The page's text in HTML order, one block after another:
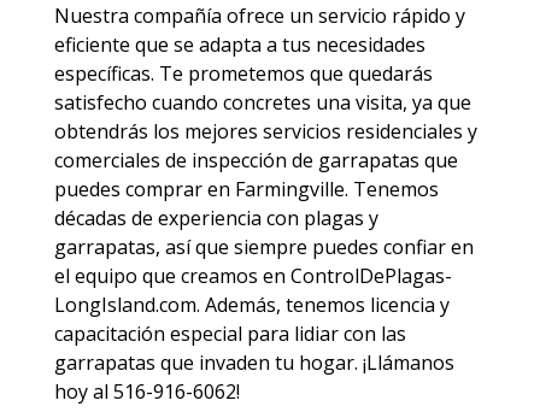
Nuestra compañía ofrece un servicio rápido y
eficiente que se adapta a tus necesidades
específicas. Te prometemos que quedarás
satisfecho cuando concretes una visita, ya que
obtendrás los mejores servicios residenciales y
comerciales de inspección de garrapatas que
puedes comprar en Farmingville. Tenemos
décadas de experiencia con plagas y
garrapatas, así que siempre puedes confiar en
el equipo que creamos en ControlDePlagas-
LongIsland.com. Además, tenemos licencia y
capacitación especial para lidiar con las
garrapatas que invaden tu hogar. ¡Llámanos
hoy al 516-916-6062!